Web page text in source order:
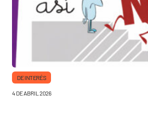
DE INTERÉS
4 DE ABRIL 2026